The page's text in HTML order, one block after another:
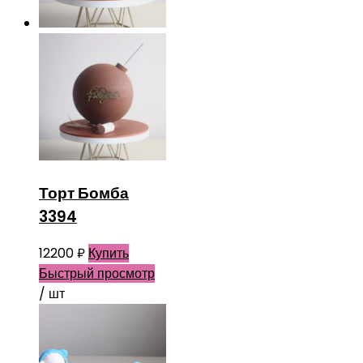
Торт Бомба
3394
12200₽ Купить
Быстрый просмотр
/ шт